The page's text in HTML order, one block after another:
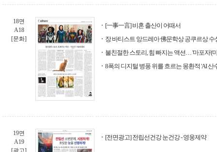
18면
A18
[문화]
[一事一言] 비혼 출산이 어때서
장 바티스트 앙드레아 佛문학상 공쿠르상 수
불친절한 스토리, 힘 빠지는 액션… '마포자'(
8폭의 디지털 병풍 위를 흐르는 몽환적 'AI 산
19면
A19
[광고]
[전면광고] 전립선건강 눈건강 - 영웅제약